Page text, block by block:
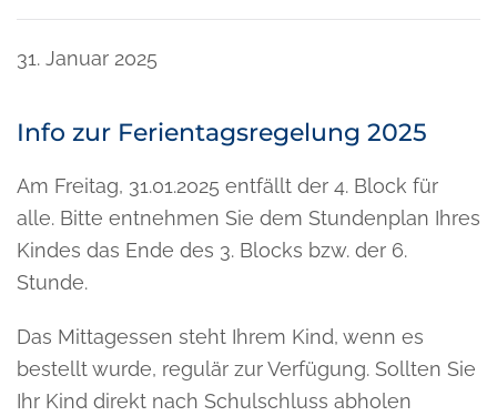
31. Januar 2025
Info zur Ferientagsregelung 2025
Am Freitag, 31.01.2025 entfällt der 4. Block für
alle. Bitte entnehmen Sie dem Stundenplan Ihres
Kindes das Ende des 3. Blocks bzw. der 6.
Stunde.
Das Mittagessen steht Ihrem Kind, wenn es
bestellt wurde, regulär zur Verfügung. Sollten Sie
Ihr Kind direkt nach Schulschluss abholen